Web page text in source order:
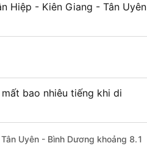
Hiệp - Kiên Giang - Tân Uyên
bao nhiêu tiếng khi di
Uyên - Bình Dương khoảng 8.1